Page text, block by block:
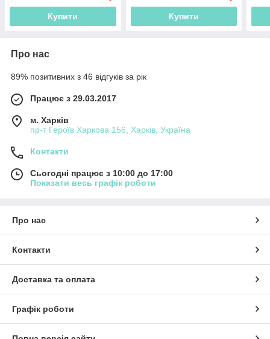
Купити Купити
Про нас
89% позитивних з 46 відгуків за рік
Працює з 29.03.2017
м. Харків
пр-т Героїв Харкова 156, Харків, Україна
Контакти
Сьогодні працює з 10:00 до 17:00
Показати весь графік роботи
Про нас
Контакти
Доставка та оплата
Графік роботи